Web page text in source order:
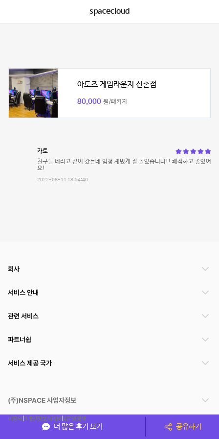
spacecloud
아토즈 게임라운지 신촌점
80,000 원/패키지
카토
친구들 데리고 같이 갔는데 엄청 재밌게 잘 놀았습니다!! 쾌적하고 좋았어
요!
2022-08-11 18:54:40
더 많은 후기 보기 공유하기
회사
서비스 안내
관련 서비스
파트너쉽
서비스 제공 국가
(주)NSPACE 사업자정보
이용약관개인정보처리방침운영정책
스페이스클라우드는 통신판매중개자이며 통신판매의 당사자가 아닙니다. 따라서 스페이스클